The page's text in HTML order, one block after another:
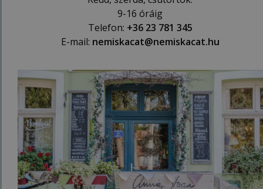
9-16 óráig
Telefon: +36 23 781 345
E-mail: nemiskacat@nemiskacat.hu